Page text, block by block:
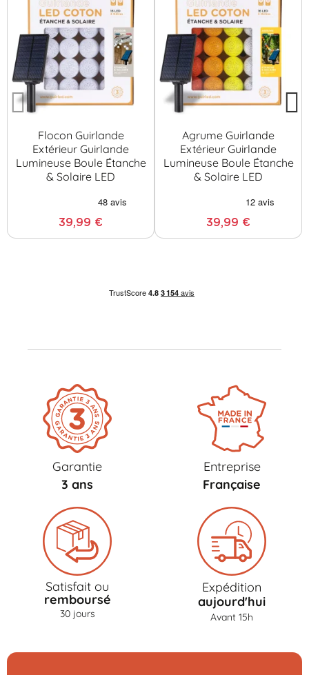
Flocon Guirlande
Extérieur Guirlande
Lumineuse Boule Étanche
& Solaire LED
39,99 €
Agrume Guirlande
Extérieur Guirlande
Lumineuse Boule Étanche
& Solaire LED
39,99 €
Garantie
3 ans
Entreprise
Française
Satisfait ou
remboursé
30 jours
Expédition
aujourd'hui
Avant 15h